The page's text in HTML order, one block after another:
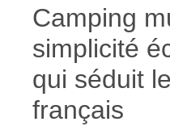
Camping
simplicité
qui séduit
français